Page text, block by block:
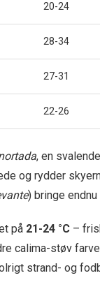
20-24
28-34
27-31
22-26
, en
og rydder
) bringe
på 21-24 °C –
calima-støv
strand- og